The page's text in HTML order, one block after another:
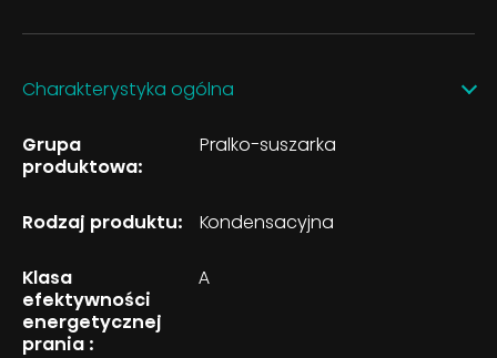
Charakterystyka ogólna
Grupa
produktowa:
Pralko-suszarka
Rodzaj produktu: Kondensacyjna
Klasa
efektywności
energetycznej
prania :
A